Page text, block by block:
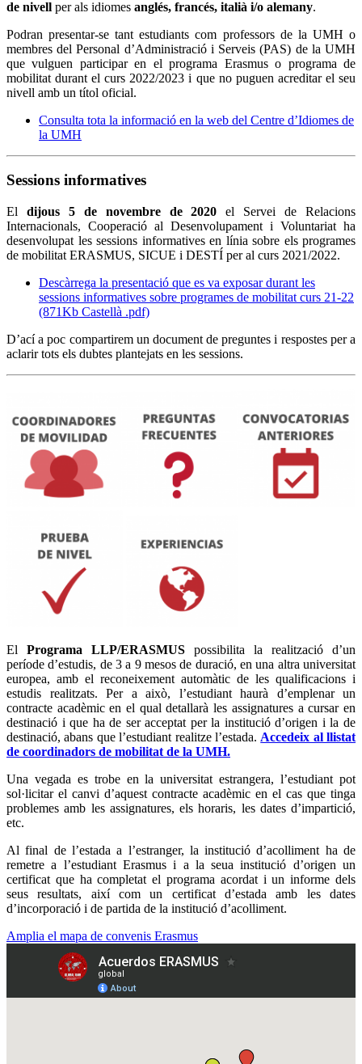
de nivell per als idiomes anglés, francés, italià i/o alemany.
Podran presentar-se tant estudiants com professors de la UMH o
membres del Personal d’Administració i Serveis (PAS) de la UMH
que vulguen participar en el programa Erasmus o programa de
mobilitat durant el curs 2022/2023 i que no puguen acreditar el seu
nivell amb un títol oficial.
Consulta tota la informació en la web del Centre d’Idiomes de
la UMH
Sessions informatives
El dijous 5 de novembre de 2020el Servei de Relacions
Internacionals, Cooperació al Desenvolupament i Voluntariat ha
desenvolupat les sessions informatives en línia sobre els programes
de mobilitat ERASMUS, SICUE i DESTÍ per al curs 2021/2022.
Descàrrega la presentació que es va exposar durant les
sessions informatives sobre programes de mobilitat curs 21-22
(871Kb Castellà .pdf)
D’ací a poc compartirem un document de preguntes i respostes per a
aclarir tots els dubtes plantejats en les sessions.
El Programa LLP/ERASMUS possibilita la realització d’un
període d’estudis, de 3 a 9 mesos de duració, en una altra universitat
europea, amb el reconeixement automàtic de les qualificacions i
estudis realitzats. Per a això, l’estudiant haurà d’emplenar un
contracte acadèmic en el qual detallarà les assignatures a cursar en
destinació i que ha de ser acceptat per la institució d’origen i la de
destinació, abans que l’estudiant realitze l’estada. Accedeix al llistat
de coordinadors de mobilitat de la UMH.
Una vegada es trobe en la universitat estrangera, l’estudiant pot
sol·licitar el canvi d’aquest contracte acadèmic en el cas que tinga
problemes amb les assignatures, els horaris, les dates d’impartició,
etc.
Al final de l’estada a l’estranger, la institució d’acolliment ha de
remetre a l’estudiant Erasmus i a la seua institució d’origen un
certificat que ha completat el programa acordat i un informe dels
seus resultats, així com un certificat d’estada amb les dates
d’incorporació i de partida de la institució d’acolliment.
Amplia el mapa de convenis Erasmus